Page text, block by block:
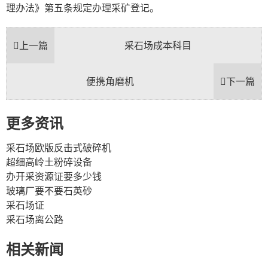
理办法》第五条规定办理采矿登记。
上一篇 采石场成本科目
下一篇
便携角磨机
更多资讯
采石场欧版反击式破碎机
超细高岭土粉碎设备
办开采资源证要多少钱
玻璃厂要不要石英砂
采石场证
采石场离公路
相关新闻